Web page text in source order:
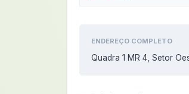
ENDEREÇO COMPLETO
Quadra 1 MR 4, Setor